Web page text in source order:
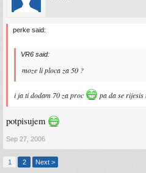
perke said:
VR6 said:
moze li ploca za 50 ?
i ja ti dodam 70 za proc pa da se rijesis
potpisujem
Sep 27, 2006
1 2 Next >